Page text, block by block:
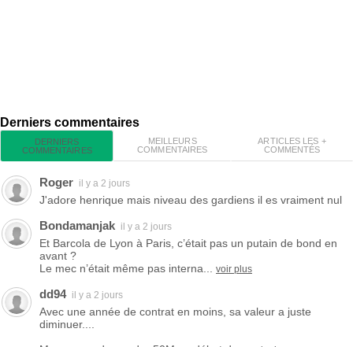
Derniers commentaires
DERNIERS
COMMENTAIRES
MEILLEURS
COMMENTAIRES
ARTICLES LES +
COMMENTÉS
Roger il y a 2 jours
J'adore henrique mais niveau des gardiens il es vraiment nul
Bondamanjak il y a 2 jours
Et Barcola de Lyon à Paris, c’était pas un putain de bond en
avant ?
Le mec n’était même pas interna...
voir plus
dd94 il y a 2 jours
Avec une année de contrat en moins, sa valeur a juste
diminuer....